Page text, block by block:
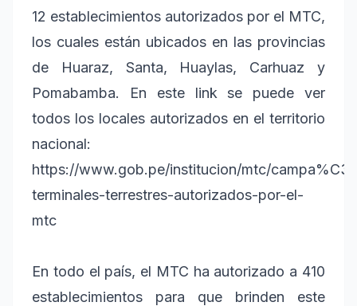
12 establecimientos autorizados por el MTC,
los cuales están ubicados en las provincias
de Huaraz, Santa, Huaylas, Carhuaz y
Pomabamba. En este link se puede ver
todos los locales autorizados en el territorio
nacional:
https://www.gob.pe/institucion/mtc/
terminales-terrestres-autorizados-por-el-
mtc
En todo el país, el MTC ha autorizado a 410
establecimientos para que brinden este